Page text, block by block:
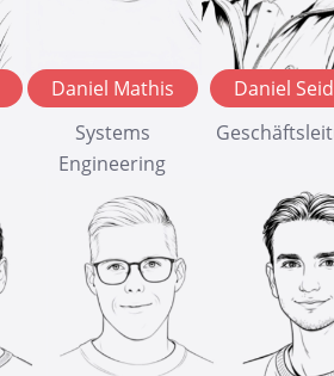
Daniel Mathis
Systems
Engineering
Daniel